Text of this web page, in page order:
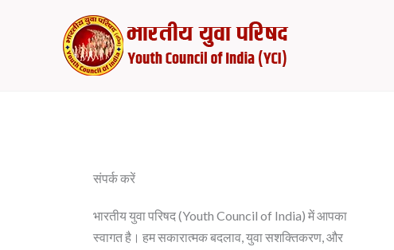
संपर्क करें
भारतीय युवा परिषद (Youth Council of India) में आपका
स्वागत है। हम सकारात्मक बदलाव, युवा सशक्तिकरण, और